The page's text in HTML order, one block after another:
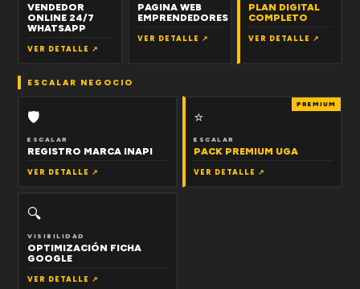
VENDEDOR
ONLINE 24/7
WHATSAPP
VER DETALLE ↗
PAGINA WEB
EMPRENDEDORES
VER DETALLE ↗
PLAN DIGITAL
COMPLETO
VER DETALLE ↗
ESCALAR NEGOCIO
🛡
ESCALAR
REGISTRO MARCA INAPI
VER DETALLE ↗
PREMIUM
⭐
ESCALAR
PACK PREMIUM UGA
VER DETALLE ↗
🔍
VISIBILIDAD
OPTIMIZACIÓN FICHA
GOOGLE
VER DETALLE ↗